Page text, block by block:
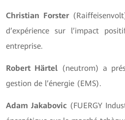
Christian Forster
d’expérience sur l’impact
entreprise.
Robert Härtel (neutrom) a
gestion de l’énergie (EMS).
Adam Jakabovic(FUERGY